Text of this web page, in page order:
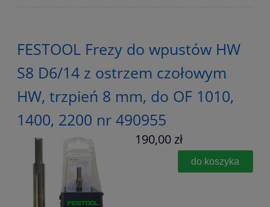
FESTOOL Frezy do wpustów HW
S8 D6/14 z ostrzem czołowym
HW, trzpień 8 mm, do OF 1010,
1400, 2200 nr 490955
190,00 zł
do koszyka